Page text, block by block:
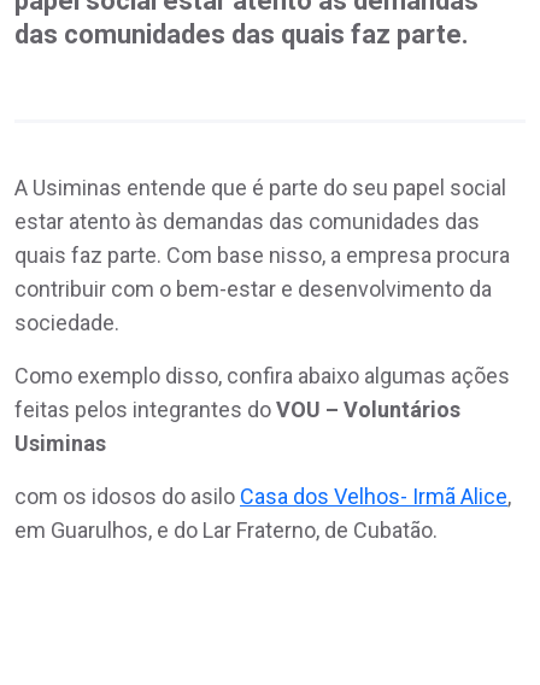
das comunidades das quais faz parte.
A Usiminas entende que é parte do seu papel social
estar atento às demandas das comunidades das
quais faz parte. Com base nisso, a empresa procura
contribuir com o bem-estar e desenvolvimento da
sociedade.
Como exemplo disso, confira abaixo algumas ações
feitas pelos integrantes doVOU – Voluntários
Usiminas
com os idosos do asilo Casa dos Velhos- Irmã Alice,
em Guarulhos, e do Lar Fraterno, de Cubatão.